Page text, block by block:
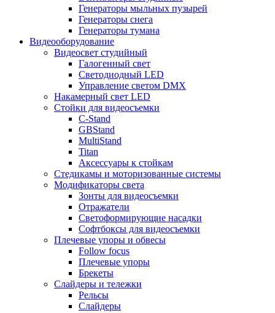
Генераторы мыльных пузырей
Генераторы снега
Генераторы тумана
Видеооборудование
Видеосвет студийный
Галогенный свет
Светодиодный LED
Управление светом DMX
Накамерный свет LED
Стойки для видеосъемки
C-Stand
GBStand
MultiStand
Titan
Аксессуары к стойкам
Стедикамы и моторизованные системы
Модификаторы света
Зонты для видеосъемки
Отражатели
Светоформирующие насадки
Софтбоксы для видеосъемки
Плечевые упоры и обвесы
Follow focus
Плечевые упоры
Брекеты
Слайдеры и тележки
Рельсы
Слайдеры